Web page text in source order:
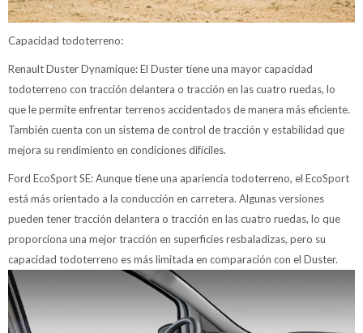
Capacidad todoterreno:
Renault Duster Dynamique: El Duster tiene una mayor capacidad
todoterreno con tracción delantera o tracción en las cuatro ruedas, lo
que le permite enfrentar terrenos accidentados de manera más eficiente.
También cuenta con un sistema de control de tracción y estabilidad que
mejora su rendimiento en condiciones difíciles.
Ford EcoSport SE: Aunque tiene una apariencia todoterreno, el EcoSport
está más orientado a la conducción en carretera. Algunas versiones
pueden tener tracción delantera o tracción en las cuatro ruedas, lo que
proporciona una mejor tracción en superficies resbaladizas, pero su
capacidad todoterreno es más limitada en comparación con el Duster.